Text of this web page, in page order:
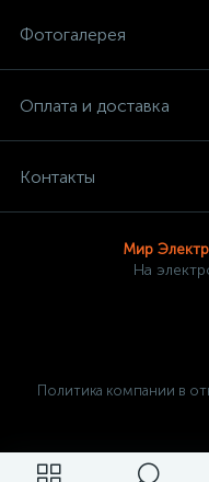
Фотогалерея
Оплата и доставка
Контакты
Мир
На
Политика компании в